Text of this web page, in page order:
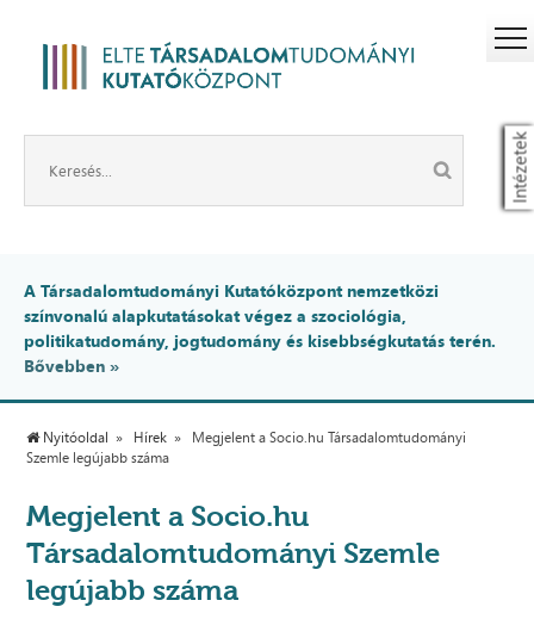
Intézetek
A Társadalomtudományi Kutatóközpont nemzetközi
színvonalú alapkutatásokat végez a szociológia,
politikatudomány, jogtudomány és kisebbségkutatás terén.
Bővebben »
Nyitóoldal Hírek
Megjelent a Socio.hu Társadalomtudományi
Szemle legújabb száma
Megjelent a Socio.hu
Társadalomtudományi Szemle
legújabb száma